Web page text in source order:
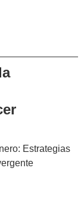
Estrategias